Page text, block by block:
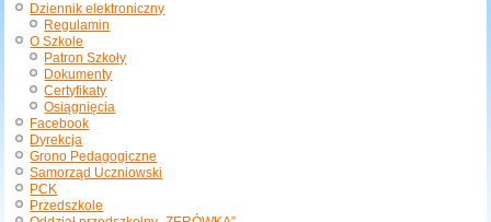
Dziennik elektroniczny
Regulamin
O Szkole
Patron Szkoły
Dokumenty
Certyfikaty
Osiągnięcia
Facebook
Dyrekcja
Grono Pedagogiczne
Samorząd Uczniowski
PCK
Przedszkole